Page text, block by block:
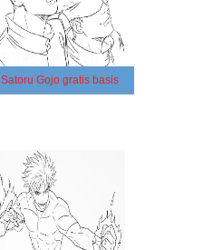
Satoru Gojo gratis basis